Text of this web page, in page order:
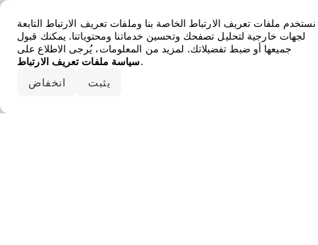
نستخدم ملفات تعريف الارتباط الخاصة بنا وملفات تعريف الارتباط التابعة
لجهات خارجية لتحليل تصفحك وتحسين خدماتنا ومحتوياتنا. يمكنك قبول
جميعها أو ضبط تفضيلاتك. لمزيد من المعلومات، يُرجى الاطلاع على
سياسة ملفات تعريف الارتباط.
انخفاض يثبت
Error loading the brand